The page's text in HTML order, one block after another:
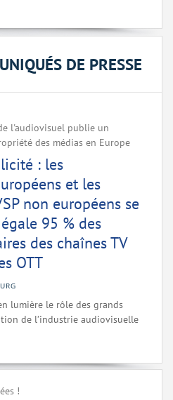
DE PRESSE
l'audiovisuel publie un
des médias en Europe
: les
et les
non européens se
95 % des
des chaînes TV
OTT
lumière le rôle des grands
de l’industrie audiovisuelle
!